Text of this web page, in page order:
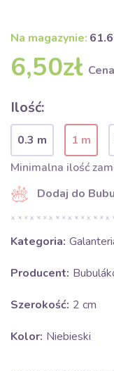
Na magazynie:
6,50zł
Ilość:
0.3 m 1 m
Minimalna ilość
Dodaj do
Kategoria:
Producent:
Szerokość: 2 cm
Kolor: Niebieski